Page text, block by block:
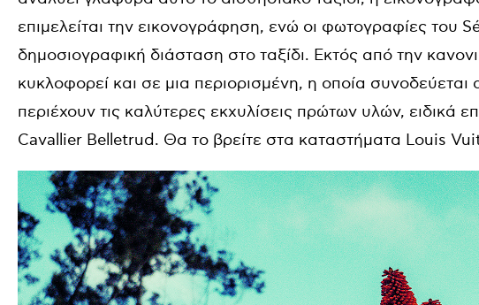
επιμελείται την εικονογράφηση, ενώ οι φωτογραφίες του
δημοσιογραφική διάσταση στο ταξίδι. Εκτός από την
κυκλοφορεί και σε μια περιορισμένη, η οποία
περιέχουν τις καλύτερες εκχυλίσεις πρώτων υλών, ειδικά
Cavallier Belletrud. Θα το βρείτε στα καταστήματα Louis